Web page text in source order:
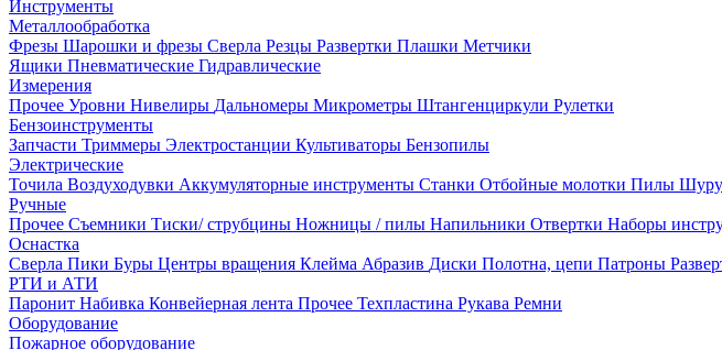
Инструменты
Металлообработка
Фрезы Шарошки и фрезы Сверла Резцы Развертки Плашки Метчики
Ящики Пневматические Гидравлические
Измерения
Прочее Уровни Нивелиры Дальномеры Микрометры Штангенциркули Рулетки
Бензоинструменты
Запчасти Триммеры Электростанции Культиваторы Бензопилы
Электрические
Точила Воздуходувки Аккумуляторные инструменты Станки Отбойные молотки Пилы
Ручные
Прочее Съемники Тиски/ струбцины Ножницы / пилы Напильники Отвертки Наборы
Оснастка
Сверла Пики Буры Центры вращения Клейма Абразив Диски Полотна, цепи Патроны
РТИ и АТИ
Паронит Набивка Конвейерная лента Прочее Техпластина Рукава Ремни
Оборудование
Пожарное оборудование